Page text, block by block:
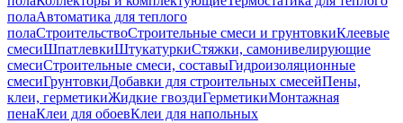
полаАвтоматика для теплого
полаСтроительствоСтроительные смеси и грунтовкиКлеевые
смесиШпатлевкиШтукатуркиСтяжки, самонивелирующие
смесиСтроительные смеси, составыГидроизоляционные
смесиГрунтовкиДобавки для строительных смесейПены,
клеи, герметикиЖидкие гвоздиГерметикиМонтажная
пенаКлеи для обоевКлеи для напольных